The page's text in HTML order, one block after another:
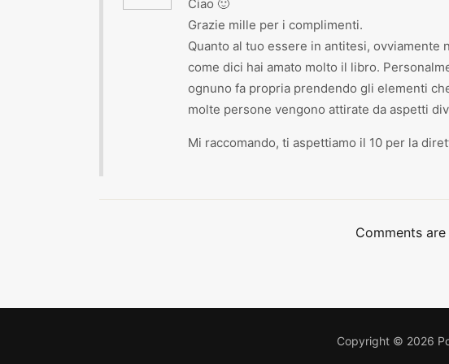
Ciao 🙂
Grazie mille per i complimenti.
Quanto al tuo essere in antitesi,
come dici hai amato molto il libro.
ognuno fa propria prendendo gli elementi
molte persone vengono attirate da aspetti
Mi raccomando, ti aspettiamo il 10 per la
Comments
Copyright © 2026